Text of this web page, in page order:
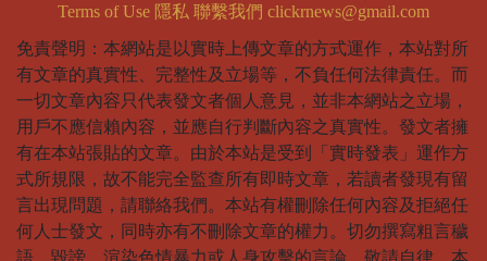
Terms of Use 隱私 聯繫我們 clickrnews@gmail.com
免責聲明：本網站是以實時上傳文章的方式運作，本站對所
有文章的真實性、完整性及立場等，不負任何法律責任。而
一切文章內容只代表發文者個人意見，並非本網站之立場，
用戶不應信賴內容，並應自行判斷內容之真實性。發文者擁
有在本站張貼的文章。由於本站是受到「實時發表」運作方
式所規限，故不能完全監查所有即時文章，若讀者發現有留
言出現問題，請聯絡我們。本站有權刪除任何內容及拒絕任
何人士發文，同時亦有不刪除文章的權力。切勿撰寫粗言穢
語、毀謗、渲染色情暴力或人身攻擊的言論，敬請自律。本